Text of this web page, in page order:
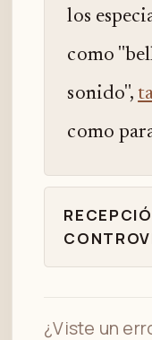
los
como
sonido",
como
¿Viste un